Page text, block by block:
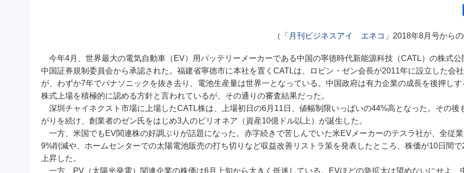
（ 「月刊ビジネスアイ エネコ」 2018年8月号からの
今年4月、世界最大の電気自動車（EV）用バッテリーメーカーである中国の寧徳時代新能源科技（CATL）の株式公
中国証券規制委員会から承認された。 福建省寧徳市に本社を置くCATLは、ロビン・ゼン会長が2011年に設立した会
が、わずか7年でパナソニックを抜き去り、電池生産量は世界一となっている。中国政府は有力企業の成長を後押しす
株式上場を積極的に認める方針と言われているが、その通りの審査結果だった。
深圳チャイネクスト市場に上場したCATL株は、上場初日の6月11日、値幅制限いっぱいの44%高となった。その後
がりを続け、創業者のゼン氏をはじめ3人のビリオネア（資産10億ドル以上）が誕生した。
一方、米国でもEV関連株の好調ぶりが話題になった。赤字続きで苦しんでいた米EVメーカーのテスラ社が、全従
9%削減や、ホームセンターでの太陽電池販売の打ち切りなど収益改善リストラ策を発表したところ、株価が10日間で
上昇した。
一方、PV（太陽光発電）関連企業の株価は6月上旬から大きく低迷している。EVほどの急拡大は望めないにせよ、